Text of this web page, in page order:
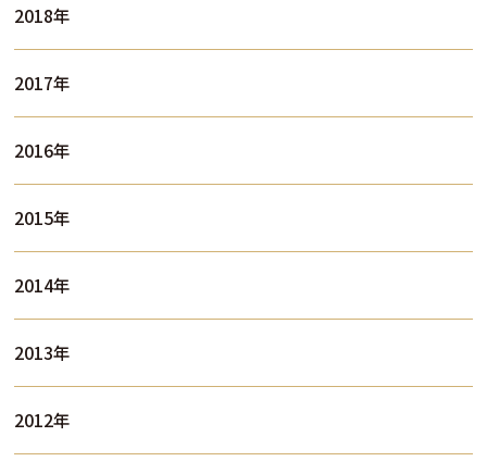
2018年
2017年
2016年
2015年
2014年
2013年
2012年